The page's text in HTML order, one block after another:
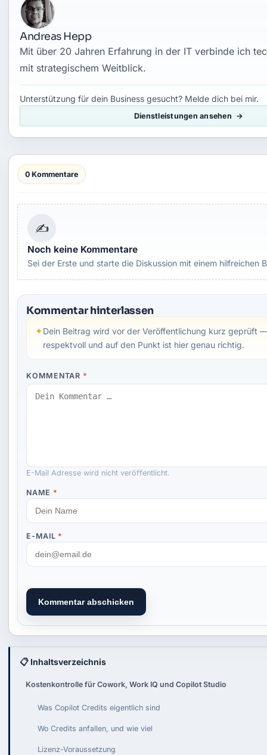
Andreas Hepp
Mit über 20 Jahren Erfahrung in der IT verbinde ich
mit strategischem Weitblick.
Unterstützung für dein Business gesucht? Melde dich bei mir.
Dienstleistungen ansehen
0 Kommentare
✍
Noch keine Kommentare
Sei der Erste und starte die Diskussion mit einem hilfreichen
Kommentar hinterlassen
✦Dein Beitrag wird vor der Veröffentlichung kurz geprüft
respektvoll und auf den Punkt ist hier genau richtig.
KOMMENTAR *
E-Mail Adresse wird nicht veröffentlicht.
NAME *
E-MAIL *
Kommentar abschicken
📋 Inhaltsverzeichnis
Kostenkontrolle für Cowork, Work IQ und Copilot Studio
Was Copilot Credits eigentlich sind
Wo Credits anfallen, und wie viel
Lizenz-Voraussetzung